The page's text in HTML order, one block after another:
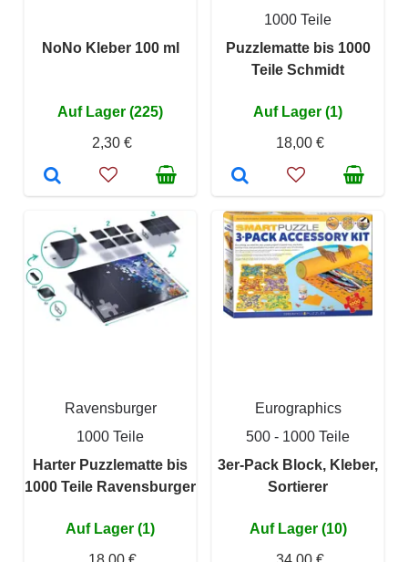
NoNo Kleber 100 ml
Auf Lager (225)
2,30 €
1000 Teile
Puzzlematte bis 1000
Teile Schmidt
Auf Lager (1)
18,00 €
Ravensburger
1000 Teile
Harter Puzzlematte bis
1000 Teile Ravensburger
Auf Lager (1)
Eurographics
500 - 1000 Teile
3er-Pack Block, Kleber,
Sortierer
Auf Lager (10)